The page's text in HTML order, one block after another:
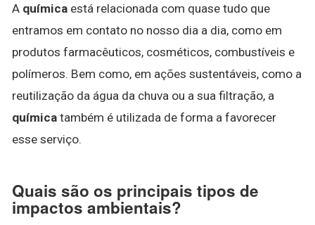
A química está relacionada com quase tudo que
entramos em contato no nosso dia a dia, como em
produtos farmacêuticos, cosméticos, combustíveis e
polímeros. Bem como, em ações sustentáveis, como a
reutilização da água da chuva ou a sua filtração, a
química também é utilizada de forma a favorecer
esse serviço.
Quais são os principais tipos de
impactos ambientais?